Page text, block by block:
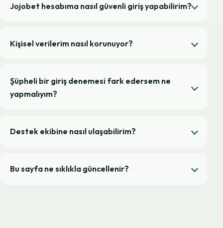
Jojobet hesabıma nasıl güvenli giriş yapabilirim?
Kişisel verilerim nasıl korunuyor?
Şüpheli bir giriş denemesi fark edersem ne
yapmalıyım?
Destek ekibine nasıl ulaşabilirim?
Bu sayfa ne sıklıkla güncellenir?